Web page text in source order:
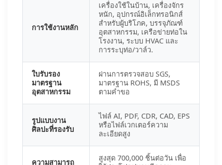
การใช้งานหลัก
เครื่องใช้ในบ้าน, เครื่องจักร
หนัก, อุปกรณ์อิเล็กทรอนิกส์
สำหรับผู้บริโภค, บรรจุภัณฑ์
อุตสาหกรรม, เครือข่ายท่อใน
โรงงาน, ระบบ HVAC และ
การระบุท่อ/วาล์ว.
ใบรับรอง
มาตรฐาน
อุตสาหกรรม
ผ่านการตรวจสอบ SGS,
มาตรฐาน ROHS, มี MSDS
ตามคำขอ
รูปแบบงาน
ศิลปะที่รองรับ
ไฟล์ AI, PDF, CDR, CAD, EPS
หรือไฟล์เวกเตอร์ความ
ละเอียดสูง
ความสามารถ
สูงสุด 700,000 ชิ้นต่อวัน เพื่อ